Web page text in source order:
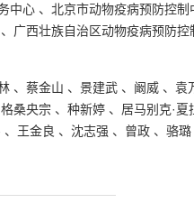
中心 、 北京市动物疫病预防控制
、 广西壮族自治区动物疫病预防控
、 蔡金山 、 景建武 、 阚威 、 袁
格桑央宗 、 种新婷 、 居马别克·夏
、 王金良 、 沈志强 、 曾政 、 骆璐